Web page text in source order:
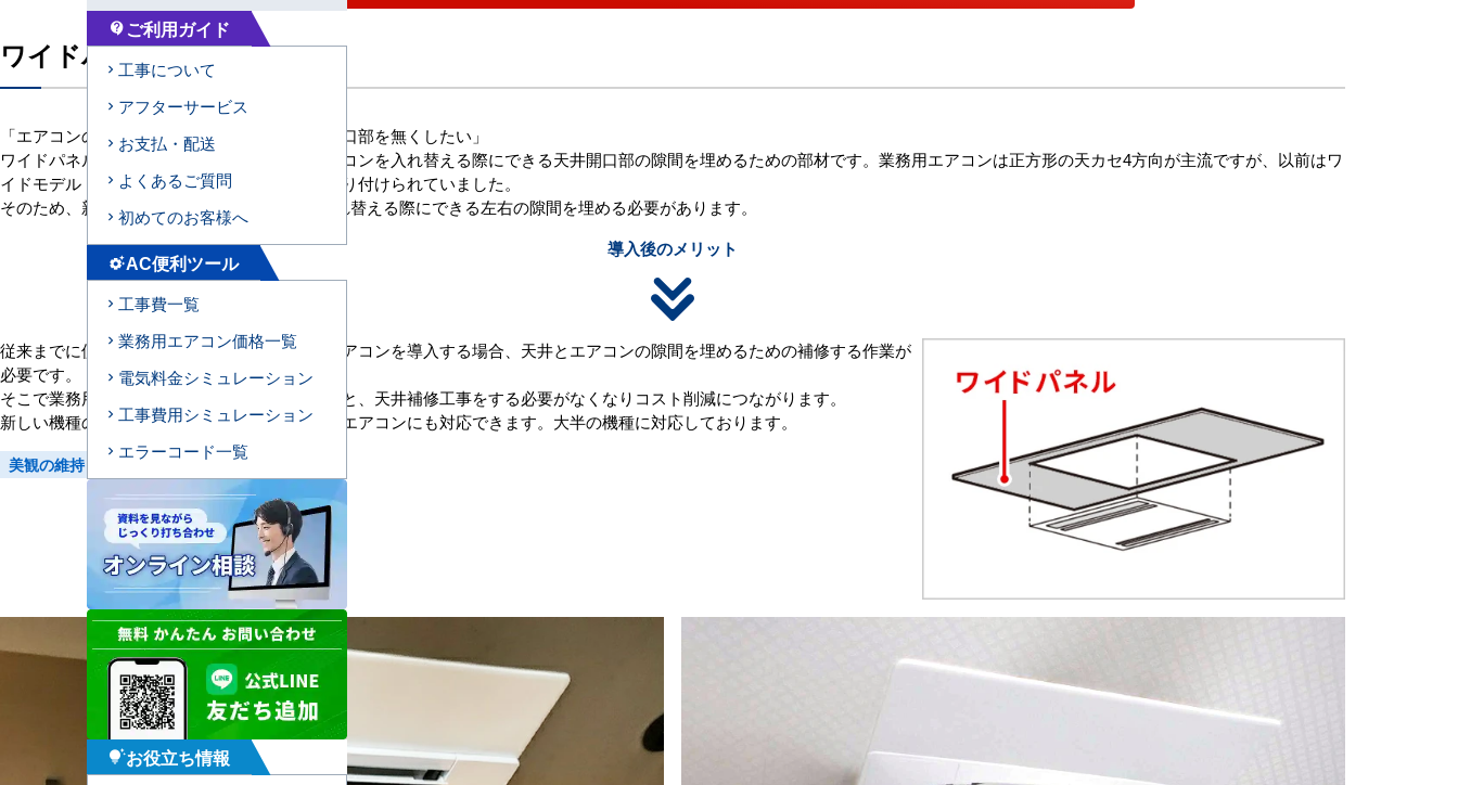
ワイドパネルのご提案
「エアコンの入替更新時にできる余計な天井開口部を無くしたい」
ワイドパネルは、天井に埋め込むタイプのエアコンを入れ替える際にできる天井開口部の隙間を埋めるための部材です。業務用エアコンは正方形の天カセ4方向が主流ですが、以前はワ
イドモデル（長方形のタイプ）の機種が多く取り付けられていました。
そのため、新しい天カセ4方向のエアコンに入れ替える際にできる左右の隙間を埋める必要があります。
導入後のメリット
従来までに使っていた機種と異なる大きさのエアコンを導入する場合、天井とエアコンの隙間を埋めるための補修する作業が
必要です。
そこで業務用エアコンにワイドパネルをつけると、天井補修工事をする必要がなくなりコスト削減につながります。
新しい機種のエアコンはもちろん、古い機種のエアコンにも対応できます。大半の機種に対応しております。
美観の維持
contact_support ご利用ガイド
工事について
アフターサービス
お支払・配送
よくあるご質問
初めてのお客様へ
settings_suggestAC便利ツール
工事費一覧
業務用エアコン価格一覧
電気料金シミュレーション
工事費用シミュレーション
エラーコード一覧
tips_and_updatesお役立ち情報